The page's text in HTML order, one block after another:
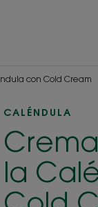
con Cold Cream
CALÉNDULA
la